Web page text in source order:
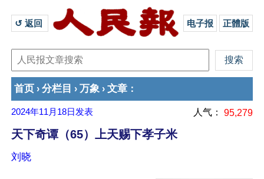
↺ 返回 电子报 正體版
首页 › 分栏目 › 万象 › 文章 ：
2024年11月18日 发表 人气： 95,279
天下奇谭（65）上天赐下孝子米
刘晓